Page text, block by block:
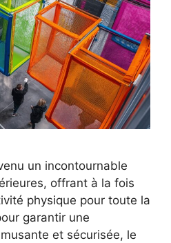
un incontournable
offrant à la fois
physique pour toute la
garantir une
et sécurisée, le